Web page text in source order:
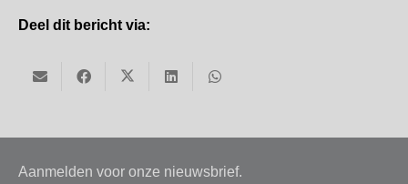
Deel dit bericht via:
Aanmelden voor onze nieuwsbrief.